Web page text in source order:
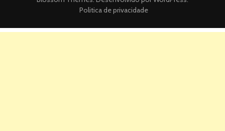
Politica de privacidade